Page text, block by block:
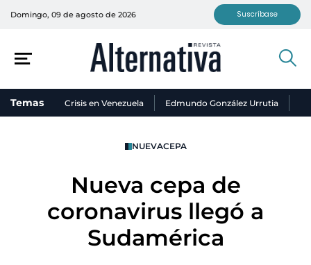
Domingo, 09 de agosto de 2026 Suscríbase
Temas Crisis en Venezuela Edmundo González Urrutia
NUEVACEPA
Nueva cepa de
coronavirus llegó a
Sudamérica